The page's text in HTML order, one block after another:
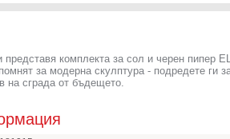
комплекта за сол и черен пипер
за модерна скулптура - подредете ги
на сграда от бъдещето.